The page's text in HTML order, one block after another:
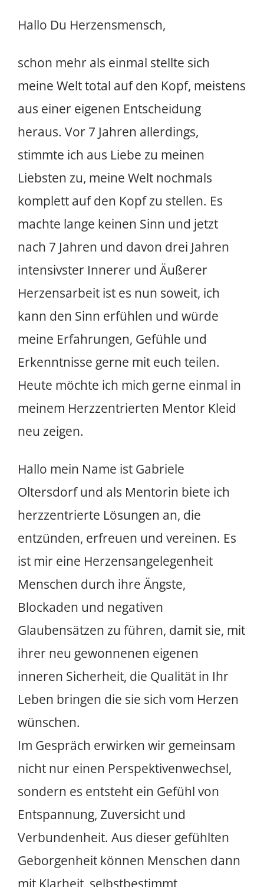
Hallo Du Herzensmensch,
schon mehr als einmal stellte sich
meine Welt total auf den Kopf, meistens
aus einer eigenen Entscheidung
heraus. Vor 7 Jahren allerdings,
stimmte ich aus Liebe zu meinen
Liebsten zu, meine Welt nochmals
komplett auf den Kopf zu stellen. Es
machte lange keinen Sinn und jetzt
nach 7 Jahren und davon drei Jahren
intensivster Innerer und Äußerer
Herzensarbeit ist es nun soweit, ich
kann den Sinn erfühlen und würde
meine Erfahrungen, Gefühle und
Erkenntnisse gerne mit euch teilen.
Heute möchte ich mich gerne einmal in
meinem Herzzentrierten Mentor Kleid
neu zeigen.
Hallo mein Name ist Gabriele
Oltersdorf und als Mentorin biete ich
herzzentrierte Lösungen an, die
entzünden, erfreuen und vereinen. Es
ist mir eine Herzensangelegenheit
Menschen durch ihre Ängste,
Blockaden und negativen
Glaubensätzen zu führen, damit sie, mit
ihrer neu gewonnenen eigenen
inneren Sicherheit, die Qualität in Ihr
Leben bringen die sie sich vom Herzen
wünschen.
Im Gespräch erwirken wir gemeinsam
nicht nur einen Perspektivenwechsel,
sondern es entsteht ein Gefühl von
Entspannung, Zuversicht und
Verbundenheit. Aus dieser gefühlten
Geborgenheit können Menschen dann
mit Klarheit, selbstbestimmt